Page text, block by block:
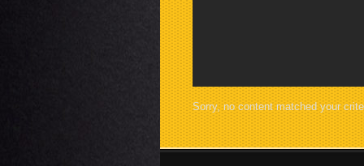
Sorry, no content matched your